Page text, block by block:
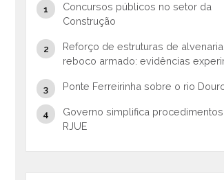
Concursos públicos no setor da
Construção
Reforço de estruturas de
reboco armado: evidências
Ponte Ferreirinha sobre o rio
Governo simplifica
RJUE